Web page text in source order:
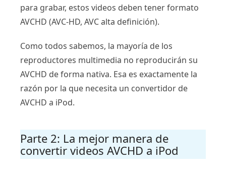
para grabar, estos videos deben tener formato
AVCHD (AVC-HD, AVC alta definición).
Como todos sabemos, la mayoría de los
reproductores multimedia no reproducirán su
AVCHD de forma nativa. Esa es exactamente la
razón por la que necesita un convertidor de
AVCHD a iPod.
Parte 2: La mejor manera de
convertir videos AVCHD a iPod